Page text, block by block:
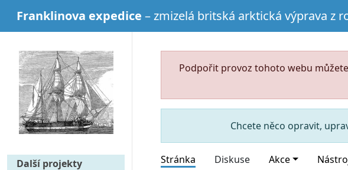
Franklinova expedice – zmizelá britská arktická výprava z
Další projekty
Podpořit provoz tohoto webu
Chcete něco opravit,
Stránka Diskuse Akce